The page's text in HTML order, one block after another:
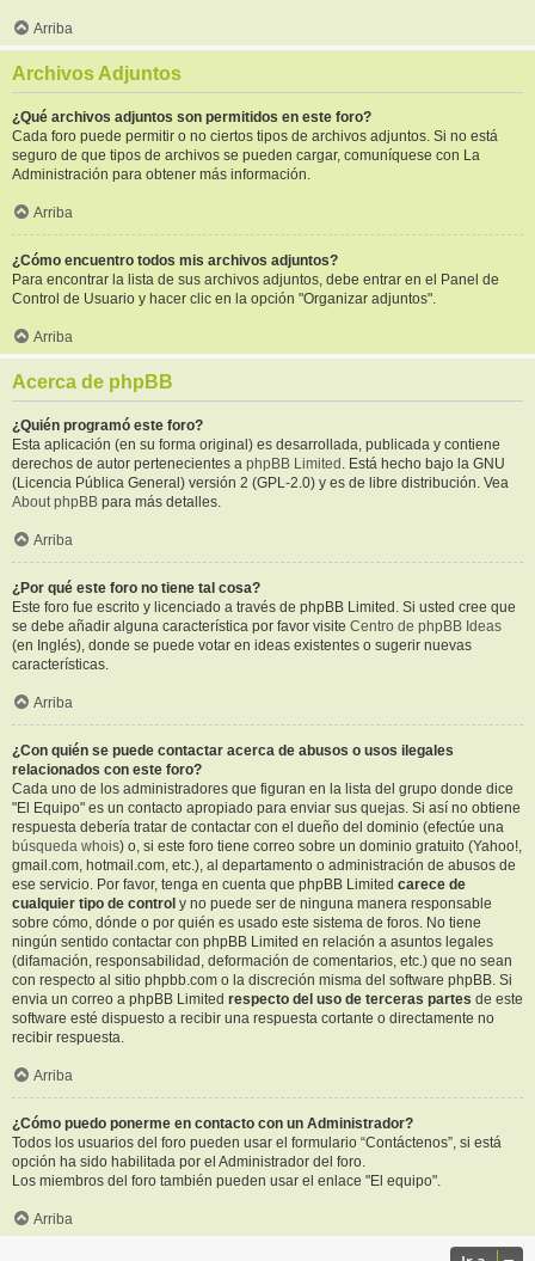
Arriba
Archivos Adjuntos
¿Qué archivos adjuntos son permitidos en este foro?
Cada foro puede permitir o no ciertos tipos de archivos adjuntos. Si no está
seguro de que tipos de archivos se pueden cargar, comuníquese con La
Administración para obtener más información.
Arriba
¿Cómo encuentro todos mis archivos adjuntos?
Para encontrar la lista de sus archivos adjuntos, debe entrar en el Panel de
Control de Usuario y hacer clic en la opción "Organizar adjuntos".
Arriba
Acerca de phpBB
¿Quién programó este foro?
Esta aplicación (en su forma original) es desarrollada, publicada y contiene
derechos de autor pertenecientes a phpBB Limited . Está hecho bajo la GNU
(Licencia Pública General) versión 2 (GPL-2.0) y es de libre distribución. Vea
About phpBB para más detalles.
Arriba
¿Por qué este foro no tiene tal cosa?
Este foro fue escrito y licenciado a través de phpBB Limited. Si usted cree que
se debe añadir alguna característica por favor visite Centro de phpBB Ideas
(en Inglés), donde se puede votar en ideas existentes o sugerir nuevas
características.
Arriba
¿Con quién se puede contactar acerca de abusos o usos ilegales
relacionados con este foro?
Cada uno de los administradores que figuran en la lista del grupo donde dice
"El Equipo" es un contacto apropiado para enviar sus quejas. Si así no obtiene
respuesta debería tratar de contactar con el dueño del dominio (efectúe una
búsqueda whois) o, si este foro tiene correo sobre un dominio gratuito (Yahoo!,
gmail.com, hotmail.com, etc.), al departamento o administración de abusos de
ese servicio. Por favor, tenga en cuenta que phpBB Limited carece de
cualquier tipo de control y no puede ser de ninguna manera responsable
sobre cómo, dónde o por quién es usado este sistema de foros. No tiene
ningún sentido contactar con phpBB Limited en relación a asuntos legales
(difamación, responsabilidad, deformación de comentarios, etc.) que no sean
con respecto al sitio phpbb.com o la discreción misma del software phpBB. Si
envia un correo a phpBB Limited respecto del uso de terceras partes de este
software esté dispuesto a recibir una respuesta cortante o directamente no
recibir respuesta.
Arriba
¿Cómo puedo ponerme en contacto con un Administrador?
Todos los usuarios del foro pueden usar el formulario “Contáctenos”, si está
opción ha sido habilitada por el Administrador del foro.
Los miembros del foro también pueden usar el enlace "El equipo".
Arriba